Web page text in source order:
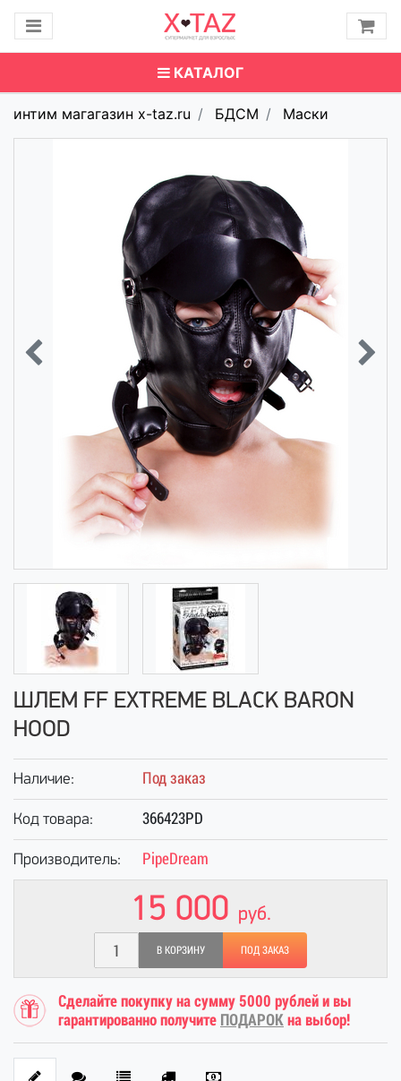
КАТАЛОГ
интим магагазин x-taz.ru БДСМ Маски
ШЛЕМ FF EXTREME BLACK BARON
HOOD
Наличие: Под заказ
Код товара: 366423PD
Производитель: PipeDream
15 000 руб.
В КОРЗИНУ ПОД ЗАКАЗ
Сделайте покупку на сумму 5000 рублей и вы
гарантированно получите ПОДАРОК на выбор!